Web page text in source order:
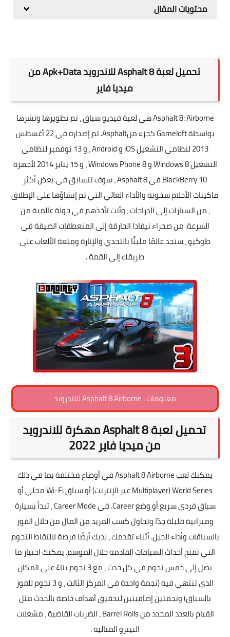
محتويات المقال
تحميل لعبة Asphalt 8 ‏للاندرويد Apk+Data من
ميديا فاير
Asphalt 8: Airborne هي لعبة فيديو سباق ، تم تطويرها ونشرها
بواسطة Gameloft كجزء منAsphalt. تم إصداره في 22 أغسطس
2013 لنظامي التشغيل iOS و Android ، و 13 نوفمبر لنظامي
التشغيل Windows 8 و Windows Phone 8 ، و 15 يناير 2014 لأجهزة
BlackBerry 10 في Asphalt 8 ، سوف تتسابق في بعض أكثر
ماكينات الأحلام سخونة والأداء العالي التي تم إنشاؤها على الإطلاق
، من السيارات إلى الدراجات ، وأنت تأخذهم في جولة عالمية من
السرعة. من صحراء نيفادا الحارقة إلى المنعطفات الضيقة في
طوكيو ، ستجد عالمًا مليئًا بالتحدي والإثارة ومتعة الألعاب على
طريقك إلى القمة .
معلومات : Asphalt 8 Airborne ‏للاندرويد
تحميل لعبة Asphalt 8 مهكرة للاندرويد
من ميديا فاير 2022
يمكنك لعب Asphalt 8 Airborne في أوضاع مختلفة بما في ذلك
World Series (Multiplayer عبر الإنترنت) أو سباق Wi-Fi محلي أو
سباق فردي سريع أو وضع Career. في Career Mode ، تبدأ بسيارة
وميزانية قليلة جدًا وتحاول كسب المزيد من المال من خلال الفوز
بالسباقات وأداء الحيل. أثناء تقدمك ، لديك أيضًا فرصة لالتقاط النجوم
التي تفتح أحداث السباقات القادمة خلال الموسم. يمكنك اختيار ما
يصل إلى خمس نجوم في كل حدث ، مع 3 نجوم بناءً على المكان
الذي تنتهي فيه (نجمة واحدة في المركز الثالث ، و 3 نجوم للفوز
بالسباق) ونجمتين إضافيتين لتحقيق أهداف خاصة بالحدث مثل
القيام بالعدد المحدد من Barrel Rolls ، الضربات القاضية ، مشغلات
النيترو المثالية .